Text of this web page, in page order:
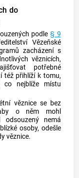
do
podle§ 9
Vězeňské
zacházení s
věznicích,
potřebné
též přihlíží k tomu,
co nejblíže místu
věznice se bez
o něm mohl
odsouzený nemá
osoby, odešle
věznice.